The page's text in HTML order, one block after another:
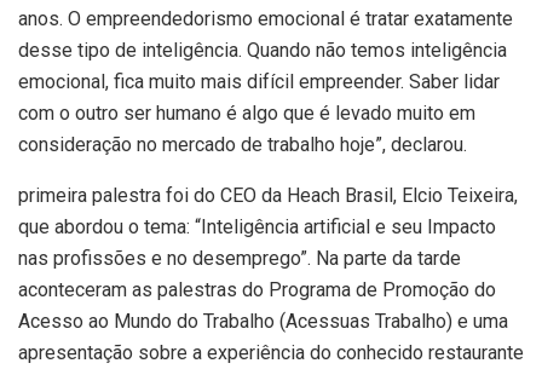
anos. O empreendedorismo emocional é tratar exatamente
desse tipo de inteligência. Quando não temos inteligência
emocional, fica muito mais difícil empreender. Saber lidar
com o outro ser humano é algo que é levado muito em
consideração no mercado de trabalho hoje”, declarou.
primeira palestra foi do CEO da Heach Brasil, Elcio Teixeira,
que abordou o tema: “Inteligência artificial e seu Impacto
nas profissões e no desemprego”. Na parte da tarde
aconteceram as palestras do Programa de Promoção do
Acesso ao Mundo do Trabalho (Acessuas Trabalho) e uma
apresentação sobre a experiência do conhecido restaurante